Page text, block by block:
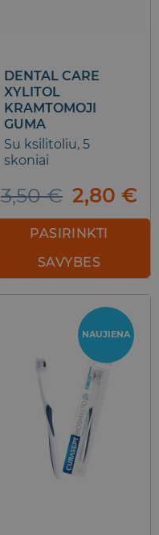
DENTAL CARE
XYLITOL
KRAMTOMOJI
GUMA
Su ksilitoliu, 5
skoniai
3,50€ Original
price
was:
3,50 €.
2,80 €
PASIRINKTI
SAVYBES
has
multiple
variants.
options
may
be
chosen
on
the
NAUJIENA